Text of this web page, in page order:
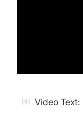
Video Text: